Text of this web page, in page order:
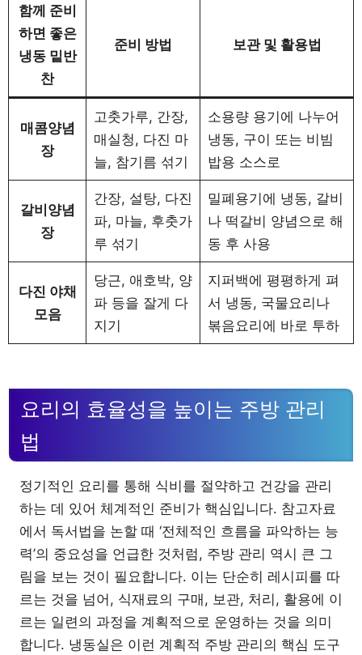
함께 준비
하면 좋은
냉동 밑반
찬
준비 방법 보관 및 활용법
매콤양념
장
고춧가루, 간장,
매실청, 다진 마
늘, 참기름 섞기
소용량 용기에 나누어
냉동, 구이 또는 비빔
밥용 소스로
갈비양념
장
간장, 설탕, 다진
파, 마늘, 후춧가
루 섞기
밀폐용기에 냉동, 갈비
나 떡갈비 양념으로 해
동 후 사용
다진 야채
모음
당근, 애호박, 양
파 등을 잘게 다
지기
지퍼백에 평평하게 펴
서 냉동, 국물요리나
볶음요리에 바로 투하
요리의 효율성을 높이는 주방 관리
법
정기적인 요리를 통해 식비를 절약하고 건강을 관리
하는 데 있어 체계적인 준비가 핵심입니다. 참고자료
에서 독서법을 논할 때 ‘전체적인 흐름을 파악하는 능
력’의 중요성을 언급한 것처럼, 주방 관리 역시 큰 그
림을 보는 것이 필요합니다. 이는 단순히 레시피를 따
르는 것을 넘어, 식재료의 구매, 보관, 처리, 활용에 이
르는 일련의 과정을 계획적으로 운영하는 것을 의미
합니다. 냉동실은 이런 계획적 주방 관리의 핵심 도구